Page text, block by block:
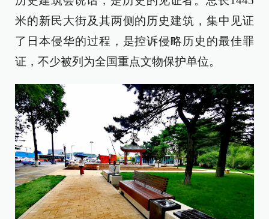
米的新民大街及其两侧的历史建筑，集中见证
了日本侵华的过程，是控诉侵略历史的最佳罪
证，不少被列为全国重点文物保护单位。